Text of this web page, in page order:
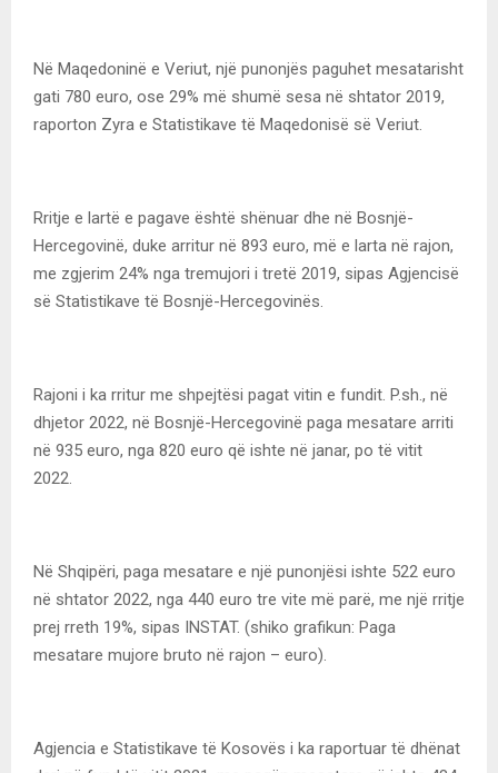
Në Maqedoninë e Veriut, një punonjës paguhet mesatarisht
gati 780 euro, ose 29% më shumë sesa në shtator 2019,
raporton Zyra e Statistikave të Maqedonisë së Veriut.
Rritje e lartë e pagave është shënuar dhe në Bosnjë-
Hercegovinë, duke arritur në 893 euro, më e larta në rajon,
me zgjerim 24% nga tremujori i tretë 2019, sipas Agjencisë
së Statistikave të Bosnjë-Hercegovinës.
Rajoni i ka rritur me shpejtësi pagat vitin e fundit. P.sh., në
dhjetor 2022, në Bosnjë-Hercegovinë paga mesatare arriti
në 935 euro, nga 820 euro që ishte në janar, po të vitit
2022.
Në Shqipëri, paga mesatare e një punonjësi ishte 522 euro
në shtator 2022, nga 440 euro tre vite më parë, me një rritje
prej rreth 19%, sipas INSTAT. (shiko grafikun: Paga
mesatare mujore bruto në rajon – euro).
Agjencia e Statistikave të Kosovës i ka raportuar të dhënat